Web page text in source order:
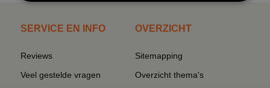
SERVICE EN INFO
Reviews
Veel gestelde vragen
OVERZICHT
Sitemapping
Overzicht thema's